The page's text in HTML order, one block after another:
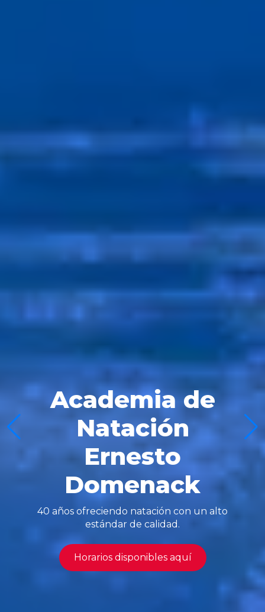
Academia de
Natación
Ernesto
Domenack
40 años ofreciendo natación con un alto
estándar de calidad.
Horarios disponibles aquí